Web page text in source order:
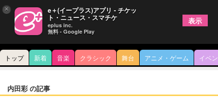
トップ 新着 音楽 クラシック 舞台 アニメ・ゲーム イベ
内田彩 の記事
× e＋(イープラス)アプリ - チケッ
ト・ニュース・スマチケ
eplus inc.
無料 - Google Play
表示